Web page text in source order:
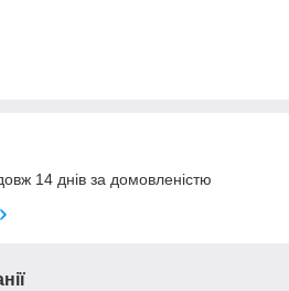
14 днів за домовленістю